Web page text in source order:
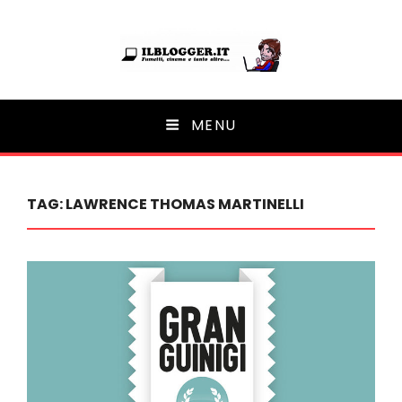
Ilblogger.it
Il portalino di blog | MENU
TAG:LAWRENCE THOMAS MARTINELLI